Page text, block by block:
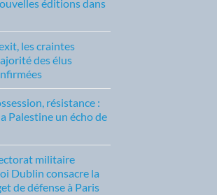
éditions dans
les craintes
des élus
résistance :
Palestine un écho de
militaire
Dublin consacre la
de défense à Paris